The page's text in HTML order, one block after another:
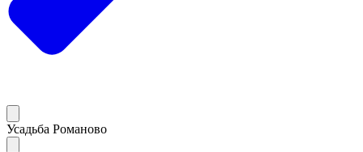
Усадьба Романово